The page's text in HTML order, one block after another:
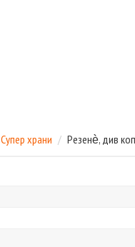
Супер храни Резенѐ, див